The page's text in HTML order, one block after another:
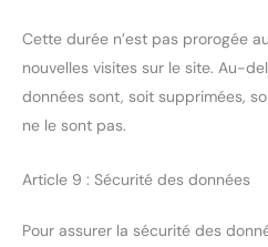
Cette durée n’est pas prorogée
nouvelles visites sur le site. Au-
données sont, soit supprimées,
ne le sont pas.
Article 9 : Sécurité des données
Pour assurer la sécurité des